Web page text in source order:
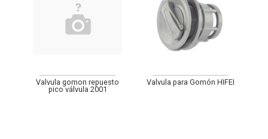
Valvula gomon repuesto
pico válvula 2001
Valvula para Gomón HIFEI